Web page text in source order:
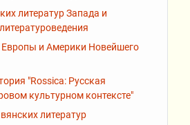
литератур Запада и
Европы и Америки Новейшего
"Rossiсa: Русская
культурном контексте"
литератур